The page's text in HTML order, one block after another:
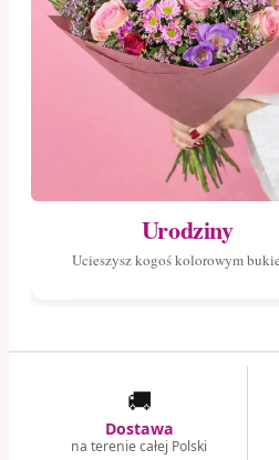
Urodziny
Ucieszysz kogoś kolorowym
🚚
Dostawa
na terenie całej Polski